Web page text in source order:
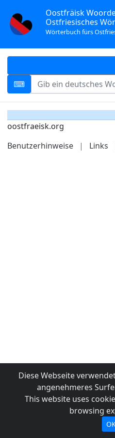
Oostfräisk
Ostfriesisches
Wörterbuch fürs
oostfraeisk.org
Benutzerhinweise
| Links
Diese Webseite
angenehmeres
This website uses
browsing